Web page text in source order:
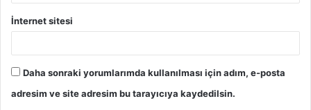
İnternet sitesi
Daha sonraki yorumlarımda kullanılması için adım, e-posta
adresim ve site adresim bu tarayıcıya kaydedilsin.